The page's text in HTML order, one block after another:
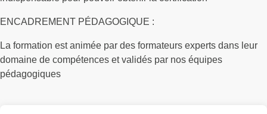
ENCADREMENT PÉDAGOGIQUE :
La formation est animée par des formateurs experts dans leur
domaine de compétences et validés par nos équipes
pédagogiques